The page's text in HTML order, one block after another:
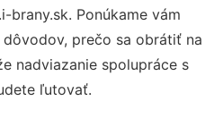
brany.sk. Ponúkame vám
prečo sa obrátiť na
nadviazanie spolupráce s
ľutovať.